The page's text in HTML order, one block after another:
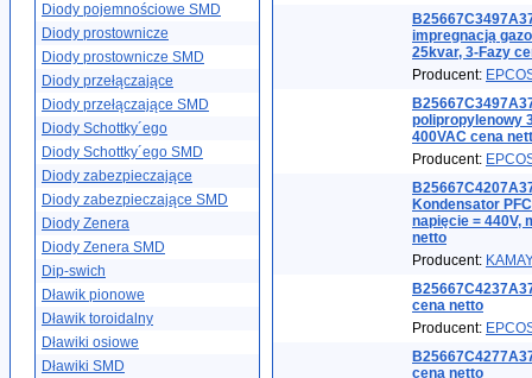
Diody pojemnościowe SMD
Diody prostownicze
Diody prostownicze SMD
Diody przełączające
Diody przełączające SMD
Diody Schottky´ego
Diody Schottky´ego SMD
Diody zabezpieczające
Diody zabezpieczające SMD
Diody Zenera
Diody Zenera SMD
Dip-swich
Dławik pionowe
Dławik toroidalny
Dławiki osiowe
Dławiki SMD
impregnacją
25kvar, 3-Fazy
Producent:
polipropylenowy
400VAC cena
Producent:
Kondensator
napięcie = 440V,
netto
Producent:
cena netto
Producent:
cena netto